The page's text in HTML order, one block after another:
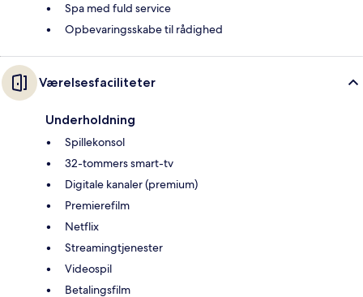
Spa med fuld service
Opbevaringsskabe til rådighed
Værelsesfaciliteter
Underholdning
Spillekonsol
32-tommers smart-tv
Digitale kanaler (premium)
Premierefilm
Netflix
Streamingtjenester
Videospil
Betalingsfilm